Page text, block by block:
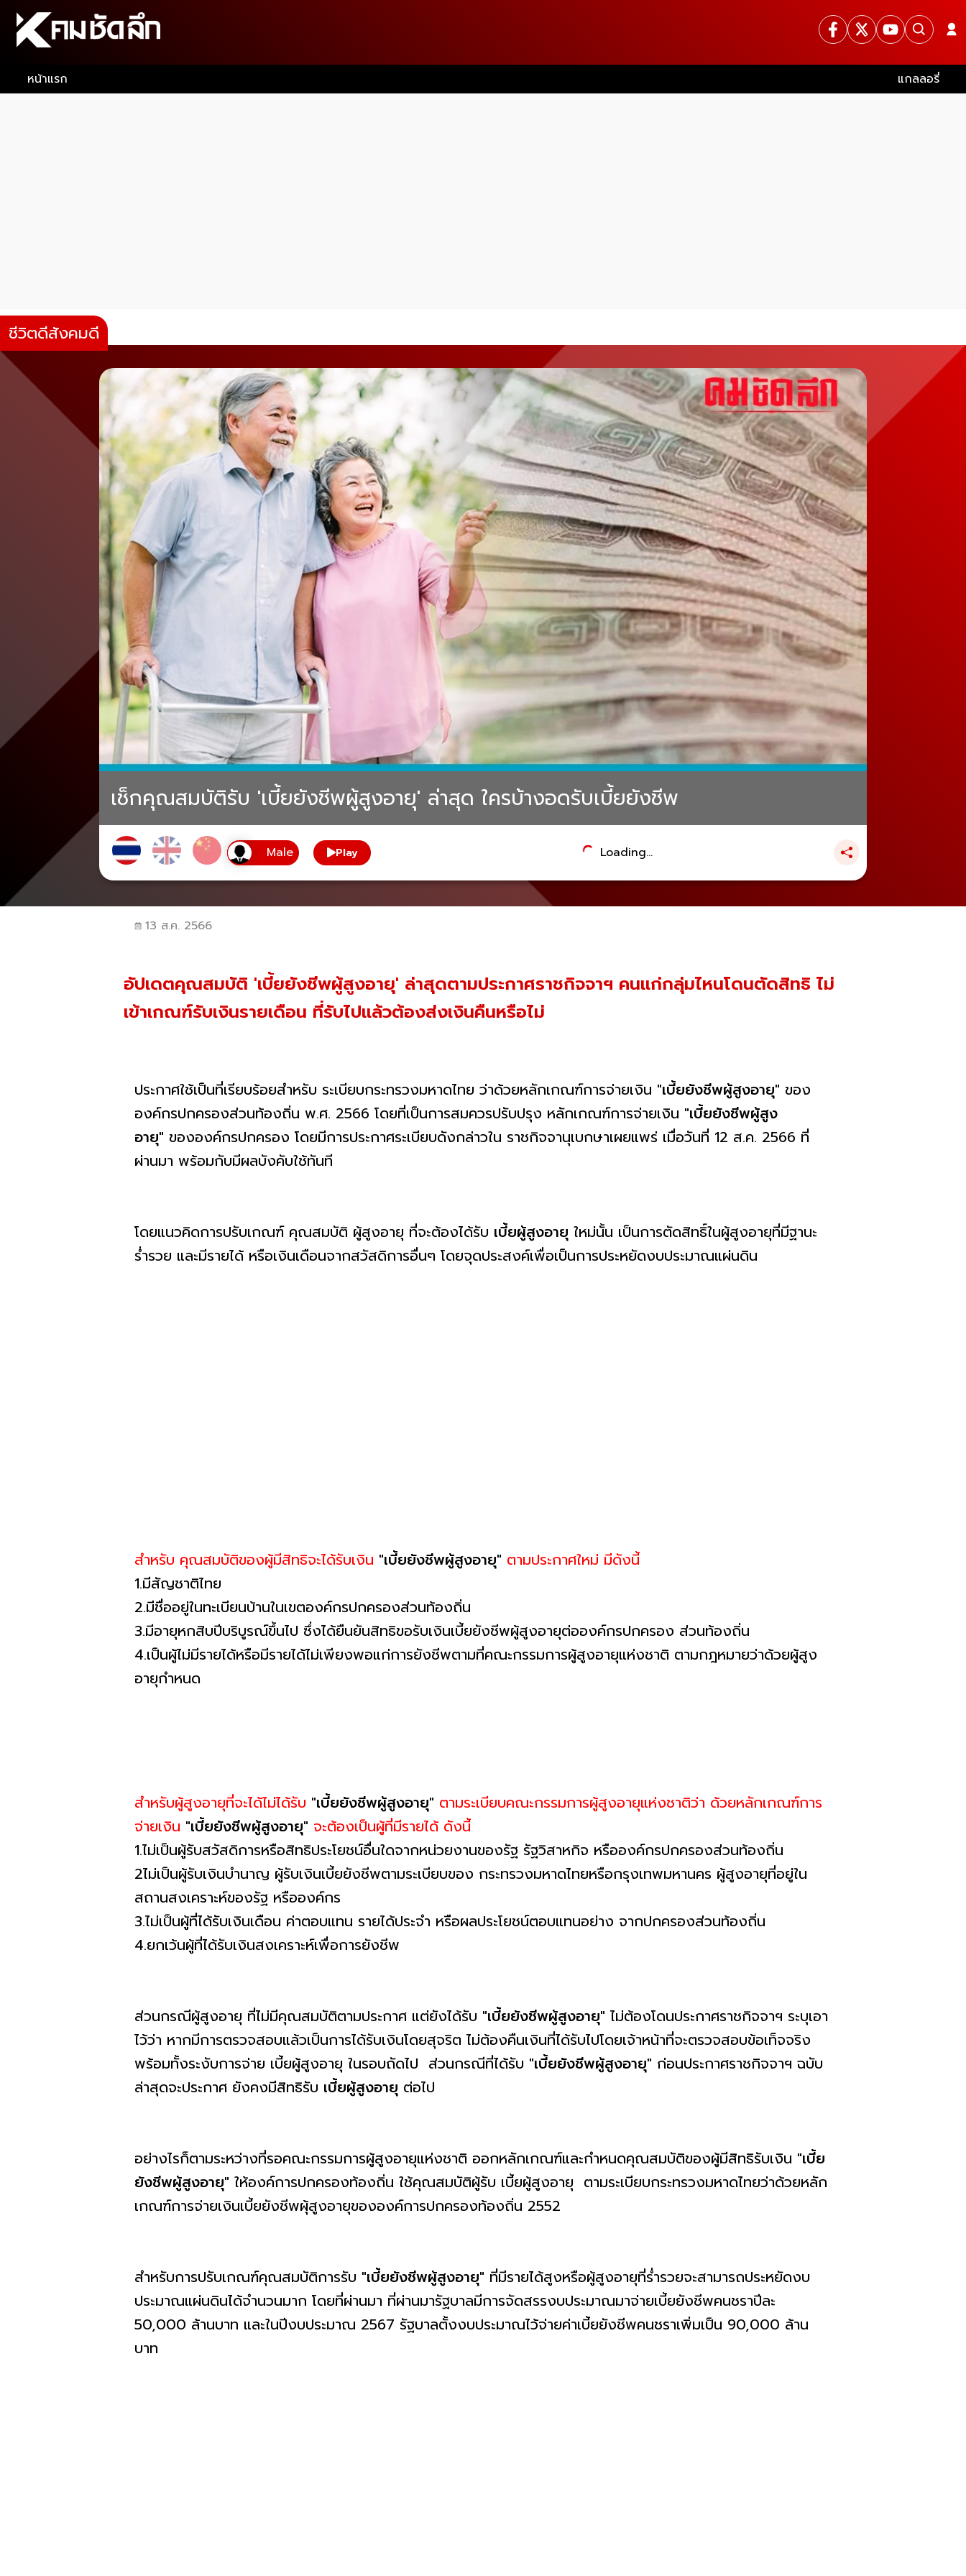
หน้าแรก แกลลอรี่
ชีวิตดีสังคมดี
เช็กคุณสมบัติรับ 'เบี้ยยังชีพผู้สูงอายุ' ล่าสุด ใครบ้างอดรับเบี้ยยังชีพ
Play Loading...
13 ส.ค. 2566
อัปเดตคุณสมบัติ 'เบี้ยยังชีพผู้สูงอายุ' ล่าสุดตามประกาศราชกิจจาฯ คนแก่กลุ่มไหนโดนตัดสิทธิ ไม่
เข้าเกณฑ์รับเงินรายเดือน ที่รับไปแล้วต้องส่งเงินคืนหรือไม่
ประกาศใช้เป็นที่เรียบร้อยสำหรับ ระเบียบกระทรวงมหาดไทย ว่าด้วยหลักเกณฑ์การจ่ายเงิน "เบี้ยยังชีพผู้สูงอายุ" ของ
องค์กรปกครองส่วนท้องถิ่น พ.ศ. 2566 โดยที่เป็นการสมควรปรับปรุง หลักเกณฑ์การจ่ายเงิน "เบี้ยยังชีพผู้สูง
อายุ" ขององค์กรปกครอง โดยมีการประกาศระเบียบดังกล่าวใน ราชกิจจานุเบกษาเผยแพร่ เมื่อวันที่ 12 ส.ค. 2566 ที่
ผ่านมา พร้อมกับมีผลบังคับใช้ทันที
โดยแนวคิดการปรับเกณฑ์ คุณสมบัติ ผู้สูงอายุ ที่จะต้องได้รับ เบี้ยผู้สูงอายุ ใหม่นั้น เป็นการตัดสิทธิ์ในผู้สูงอายุที่มีฐานะ
ร่ำรวย และมีรายได้ หรือเงินเดือนจากสวัสดิการอื่นๆ โดยจุดประสงค์เพื่อเป็นการประหยัดงบประมาณแผ่นดิน
สำหรับ คุณสมบัติของผู้มีสิทธิจะได้รับเงิน "เบี้ยยังชีพผู้สูงอายุ" ตามประกาศใหม่ มีดังนี้
1.มีสัญชาติไทย
2.มีชื่ออยู่ในทะเบียนบ้านในเขตองค์กรปกครองส่วนท้องถิ่น
3.มีอายุหกสิบปีบริบูรณ์ขึ้นไป ซึ่งได้ยืนยันสิทธิขอรับเงินเบี้ยยังชีพผู้สูงอายุต่อองค์กรปกครอง ส่วนท้องถิ่น
4.เป็นผู้ไม่มีรายได้หรือมีรายได้ไม่เพียงพอแก่การยังชีพตามที่คณะกรรมการผู้สูงอายุแห่งชาติ ตามกฎหมายว่าด้วยผู้สูง
อายุกำหนด
สำหรับผู้สูงอายุที่จะได้ไม่ได้รับ "เบี้ยยังชีพผู้สูงอายุ" ตามระเบียบคณะกรรมการผู้สูงอายุแห่งชาติว่า ด้วยหลักเกณฑ์การ
จ่ายเงิน "เบี้ยยังชีพผู้สูงอายุ" จะต้องเป็นผู้ที่มีรายได้ ดังนี้
1.ไม่เป็นผู้รับสวัสดิการหรือสิทธิประโยชน์อื่นใดจากหน่วยงานของรัฐ รัฐวิสาหกิจ หรือองค์กรปกครองส่วนท้องถิ่น
2ไม่เป็นผู้รับเงินบำนาญ ผู้รับเงินเบี้ยยังชีพตามระเบียบของ กระทรวงมหาดไทยหรือกรุงเทพมหานคร ผู้สูงอายุที่อยู่ใน
สถานสงเคราะห์ของรัฐ หรือองค์กร
3.ไม่เป็นผู้ที่ได้รับเงินเดือน ค่าตอบแทน รายได้ประจำ หรือผลประโยชน์ตอบแทนอย่าง จากปกครองส่วนท้องถิ่น
4.ยกเว้นผู้ที่ได้รับเงินสงเคราะห์เพื่อการยังชีพ
ส่วนกรณีผู้สูงอายุ ที่ไม่มีคุณสมบัติตามประกาศ แต่ยังได้รับ "เบี้ยยังชีพผู้สูงอายุ" ไม่ต้องโดนประกาศราชกิจจาฯ ระบุเอา
ไว้ว่า หากมีการตรวจสอบแล้วเป็นการได้รับเงินโดยสุจริต ไม่ต้องคืนเงินที่ได้รับไปโดยเจ้าหน้าที่จะตรวจสอบข้อเท็จจริง
พร้อมทั้งระงับการจ่าย เบี้ยผู้สูงอายุ ในรอบถัดไป ส่วนกรณีที่ได้รับ "เบี้ยยังชีพผู้สูงอายุ" ก่อนประกาศราชกิจจาฯ ฉบับ
ล่าสุดจะประกาศ ยังคงมีสิทธิรับ เบี้ยผู้สูงอายุ ต่อไป
อย่างไรก็ตามระหว่างที่รอคณะกรรมการผู้สูงอายุแห่งชาติ ออกหลักเกณฑ์และกำหนดคุณสมบัติของผู้มีสิทธิรับเงิน "เบี้ย
ยังชีพผู้สูงอายุ" ให้องค์การปกครองท้องถิ่น ใช้คุณสมบัติผู้รับ เบี้ยผู้สูงอายุ ตามระเบียบกระทรวงมหาดไทยว่าด้วยหลัก
เกณฑ์การจ่ายเงินเบี้ยยังชีพผุ้สูงอายุขององค์การปกครองท้องถิ่น 2552
สำหรับการปรับเกณฑ์คุณสมบัติการรับ "เบี้ยยังชีพผู้สูงอายุ" ที่มีรายได้สูงหรือผู้สูงอายุที่ร่ำรวยจะสามารถประหยัดงบ
ประมาณแผ่นดินได้จำนวนมาก โดยที่ผ่านมา ที่ผ่านมารัฐบาลมีการจัดสรรงบประมาณมาจ่ายเบี้ยยังชีพคนชราปีละ
50,000 ล้านบาท และในปีงบประมาณ 2567 รัฐบาลตั้งงบประมาณไว้จ่ายค่าเบี้ยยังชีพคนชราเพิ่มเป็น 90,000 ล้าน
บาท